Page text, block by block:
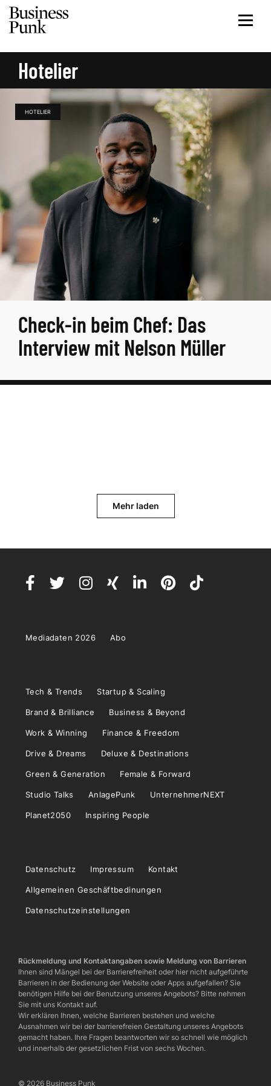
Hotelier
HOTELIER
Check-in beim Chef: Das
Interview mit Nelson Müller
Mehr laden
Mediadaten 2026 Abo
Tech & Trends Startup & Scaling
Brand & Brilliance Business & Beyond
Work & Winning Finance & Freedom
Drive & Dreams Deluxe & Destinations
Green & Generation Female & Forward
Studio Talks AnlagePunk UnternehmerNEXT
Planet2050 Inspiring People
Datenschutz Impressum Kontakt
Allgemeinen Geschäftbedinungen
Datenschutzeinstellungen
Rückmeldung und Kontaktangaben sowie Meldung von Barrieren
Ihnen sind Mängel bei der Barrierefreiheit oder hier nicht aufgeführte
Barrieren in der Bedienung der Website oder Apps aufgefallen? Sie
benötigen Hilfe bei der Benutzung unseres Angebots? Bitte nehmen
Sie mit uns Kontakt auf.
Wir erklären Ihnen, welche Barrieren bestehen und welche
Ausnahmen wir bei der barrierefreien Gestaltung unseres Angebots
gemacht haben. Ihre Fragen beantworten wir so schnell wie möglich
und innerhalb der gesetzlichen Frist von sechs Wochen.
© 2026 Business Punk